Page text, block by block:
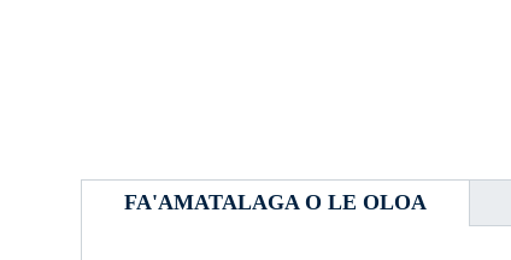
FA'AMATALAGA O LE OLOA